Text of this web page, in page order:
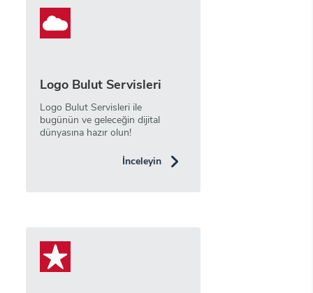
Logo Bulut Servisleri
Logo Bulut Servisleri ile
bugünün ve geleceğin dijital
dünyasına hazır olun!
İnceleyin